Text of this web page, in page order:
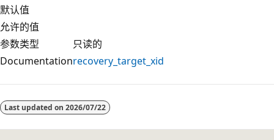
默认值
允许的值
参数类型
只读的
Documentationrecovery_target_xid
模
式
Last updated on 2026/07/22